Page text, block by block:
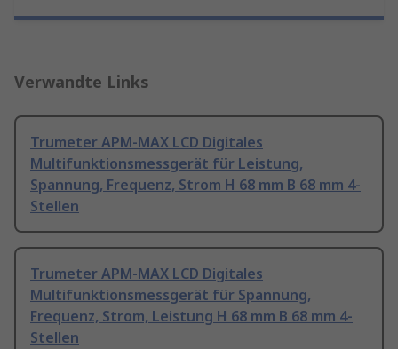
Verwandte Links
Trumeter APM-MAX LCD Digitales
Multifunktionsmessgerät für Leistung,
Spannung, Frequenz, Strom H 68 mm B 68 mm 4-
Stellen
Trumeter APM-MAX LCD Digitales
Multifunktionsmessgerät für Spannung,
Frequenz, Strom, Leistung H 68 mm B 68 mm 4-
Stellen